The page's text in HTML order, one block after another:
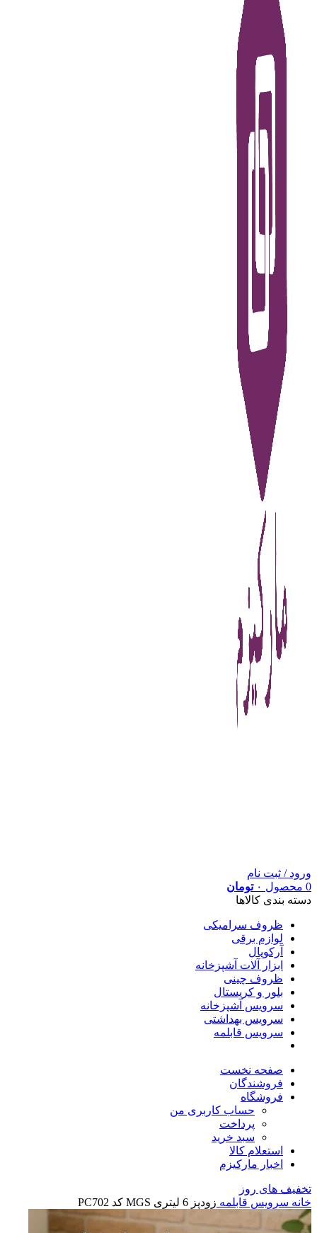
ورود / ثبت نام
0 محصول ۰ تومان
دسته بندی کالاها
ظروف سرامیکی
لوازم برقی
آرکوپال
ابزار آلات آشپزخانه
ظروف چینی
بلور و کریستال
سرویس آشپزخانه
سرویس بهداشتی
سرویس قابلمه
صفحه نخست
فروشندگان
فروشگاه
حساب کاربری من
پرداخت
سبد خرید
استعلام کالا
اخبار مارکیزم
تخفیف های روز
خانه سرویس قابلمه زودپز 6 لیتری MGS کد PC702